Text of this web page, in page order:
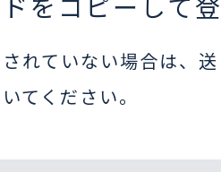
れていない場合は、
てください。